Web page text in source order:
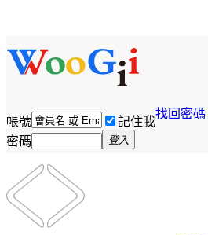
帳號 記住我
找回密碼
密碼 登入